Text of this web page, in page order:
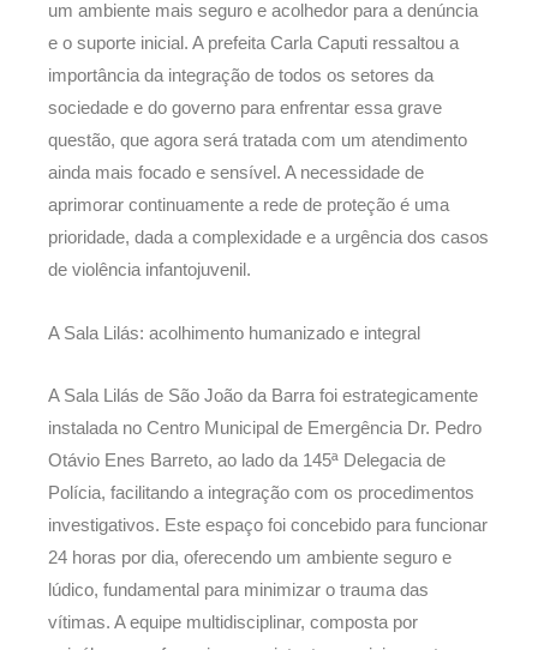
um ambiente mais seguro e acolhedor para a denúncia
e o suporte inicial. A prefeita Carla Caputi ressaltou a
importância da integração de todos os setores da
sociedade e do governo para enfrentar essa grave
questão, que agora será tratada com um atendimento
ainda mais focado e sensível. A necessidade de
aprimorar continuamente a rede de proteção é uma
prioridade, dada a complexidade e a urgência dos casos
de violência infantojuvenil.
A Sala Lilás: acolhimento humanizado e integral
A Sala Lilás de São João da Barra foi estrategicamente
instalada no Centro Municipal de Emergência Dr. Pedro
Otávio Enes Barreto, ao lado da 145ª Delegacia de
Polícia, facilitando a integração com os procedimentos
investigativos. Este espaço foi concebido para funcionar
24 horas por dia, oferecendo um ambiente seguro e
lúdico, fundamental para minimizar o trauma das
vítimas. A equipe multidisciplinar, composta por